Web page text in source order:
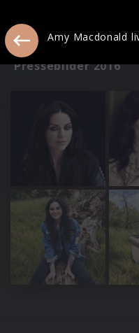
Pressebilder 2016
Amy Macdonald